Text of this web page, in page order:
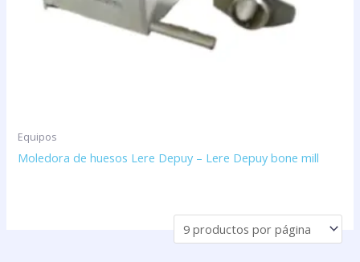
Equipos
Moledora de huesos Lere Depuy – Lere Depuy bone mill